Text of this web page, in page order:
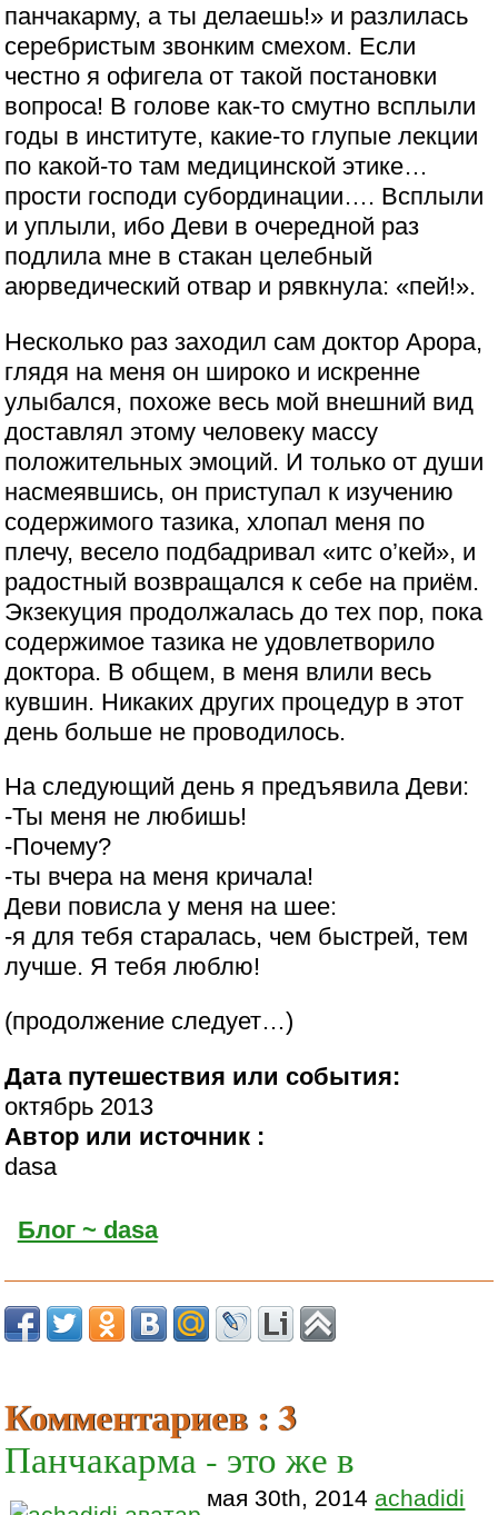
панчакарму, а ты делаешь!» и разлилась
серебристым звонким смехом. Если
честно я офигела от такой постановки
вопроса! В голове как-то смутно всплыли
годы в институте, какие-то глупые лекции
по какой-то там медицинской этике…
прости господи субординации…. Всплыли
и уплыли, ибо Деви в очередной раз
подлила мне в стакан целебный
аюрведический отвар и рявкнула: «пей!».
Несколько раз заходил сам доктор Арора,
глядя на меня он широко и искренне
улыбался, похоже весь мой внешний вид
доставлял этому человеку массу
положительных эмоций. И только от души
насмеявшись, он приступал к изучению
содержимого тазика, хлопал меня по
плечу, весело подбадривал «итс о’кей», и
радостный возвращался к себе на приём.
Экзекуция продолжалась до тех пор, пока
содержимое тазика не удовлетворило
доктора. В общем, в меня влили весь
кувшин. Никаких других процедур в этот
день больше не проводилось.
На следующий день я предъявила Деви:
-Ты меня не любишь!
-Почему?
-ты вчера на меня кричала!
Деви повисла у меня на шее:
-я для тебя старалась, чем быстрей, тем
лучше. Я тебя люблю!
(продолжение следует…)
Дата путешествия или события:
октябрь 2013
Автор или источник :
dasa
Блог ~ dasa
Комментариев : 3
Панчакарма - это же в
мая 30th, 2014 achadidi